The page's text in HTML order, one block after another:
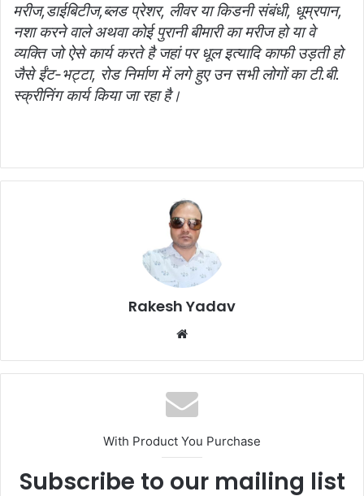
मरीज,डाईबिटीज,ब्लड प्रेशर, लीवर या किडनी संबंधी, धूम्रपान,
नशा करने वाले अथवा कोई पुरानी बीमारी का मरीज हो या वे
व्यक्ति जो ऐसे कार्य करते है जहां पर धूल इत्यादि काफी उड़ती हो
जैसे ईंट-भट्टा, रोड निर्माण में लगे हुए उन सभी लोगों का टी.बी.
स्क्रीनिंग कार्य किया जा रहा है।
Rakesh Yadav
b
s
i
e
With Product You Purchase
Subscribe to our mailing list